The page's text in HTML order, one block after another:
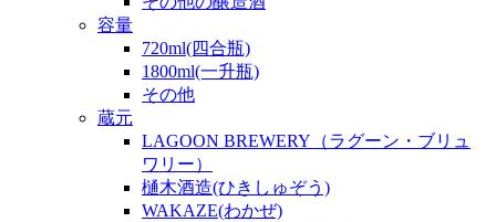
容量
720ml(四合瓶)
1800ml(一升瓶)
その他
蔵元
LAGOON BREWERY（ラグーン・ブリュ
ワリー）
樋木酒造(ひきしゅぞう)
WAKAZE(わかぜ)